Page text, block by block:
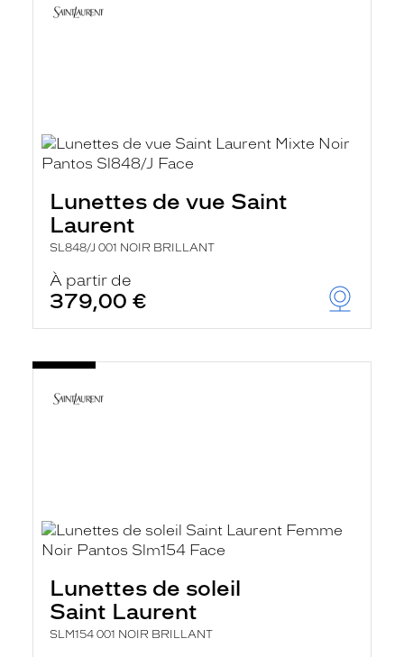
Lunettes de vue Saint
Laurent
SL848/J 001 NOIR BRILLANT
À partir de
379,00 €
Lunettes de soleil
Saint Laurent
SLM154 001 NOIR BRILLANT